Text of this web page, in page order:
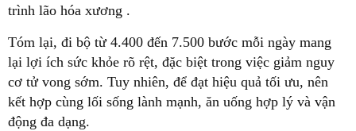
trình lão hóa xương .
Tóm lại, đi bộ từ 4.400 đến 7.500 bước mỗi ngày mang
lại lợi ích sức khỏe rõ rệt, đặc biệt trong việc giảm nguy
cơ tử vong sớm. Tuy nhiên, để đạt hiệu quả tối ưu, nên
kết hợp cùng lối sống lành mạnh, ăn uống hợp lý và vận
động đa dạng.